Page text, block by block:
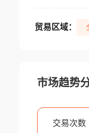
贸易区域：
市场趋势
交易次数